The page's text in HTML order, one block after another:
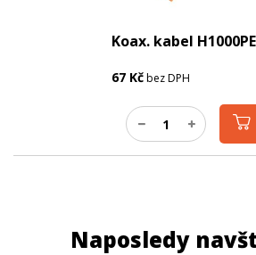
Koax. kabel H1000PE
67 Kčbez DPH
Naposledy